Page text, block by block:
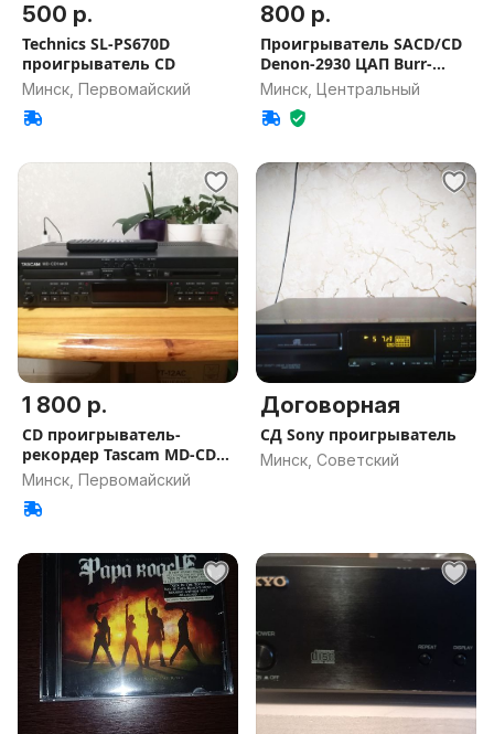
500 р.
Technics SL-PS670D
проигрыватель CD
Минск, Первомайский
800 р.
Проигрыватель SACD/CD
Denon-2930 ЦАП Burr-
Brown
Минск, Центральный
1 800 р.
CD проигрыватель-
рекордер Tascam MD-CD1
MKII
Минск, Первомайский
Договорная
СД Sony проигрыватель
Минск, Советский